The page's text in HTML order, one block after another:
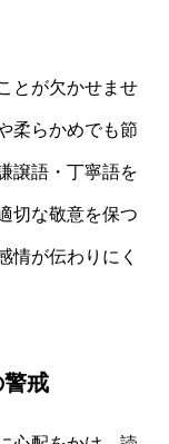
とが欠かせませ
柔らかめでも節
譲語・丁寧語を
切な敬意を保つ
情が伝わりにく
戒